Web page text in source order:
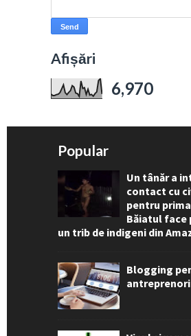
Afișări
6,970
Popular
Un tânăr a
contact cu
pentru
Băiatul face
un trib de indigeni din
Blogging
antreprenori